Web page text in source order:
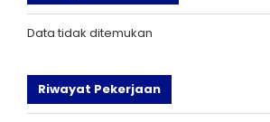
Data tidak ditemukan
Riwayat Pekerjaan